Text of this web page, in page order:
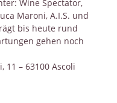
Wine Spectator,
Maroni, A.I.S. und
bis heute rund
gehen noch
11 – 63100 Ascoli